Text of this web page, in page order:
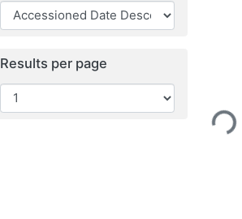
Results per page